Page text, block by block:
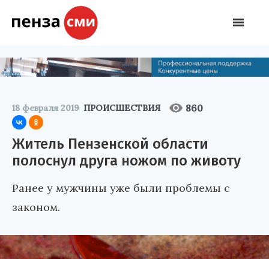
18 февраля 2019 ПРОИСШЕСТВИЯ 860
Житель Пензенской области
полоснул друга ножом по животу
Ранее у мужчины уже были проблемы с
законом.